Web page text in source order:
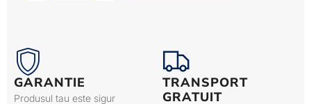
GARANTIE
Produsul tau este sigur
TRANSPORT
GRATUIT